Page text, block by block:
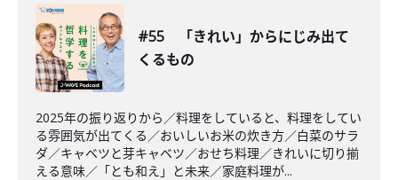
#55 「きれい」からにじみ出て
くるもの
2025年の振り返りから／料理をしていると、料理をしてい
る雰囲気が出てくる／おいしいお米の炊き方／白菜のサラ
ダ／キャベツと芽キャベツ／おせち料理／きれいに切り揃
える意味／「とも和え」と未来／家庭料理が...